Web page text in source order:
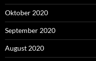
Oktober 2020
September 2020
August 2020